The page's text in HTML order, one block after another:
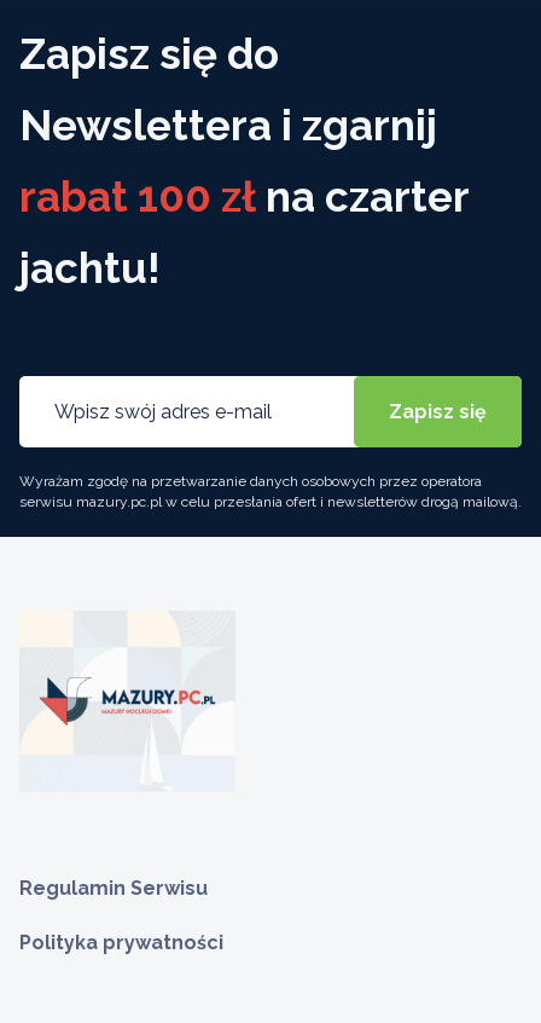
Zapisz się do
Newslettera i zgarnij
rabat 100 zł na czarter
jachtu!
Wyrażam zgodę na przetwarzanie danych osobowych przez operatora
serwisu mazury.pc.pl w celu przesłania ofert i newsletterów drogą mailową.
Regulamin Serwisu
Polityka prywatności